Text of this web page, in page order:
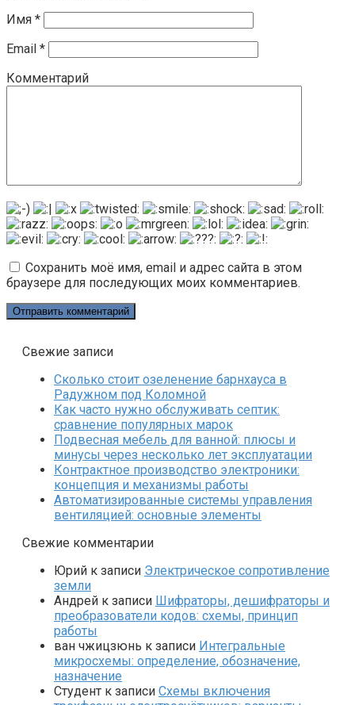
Имя *
Email *
Комментарий
Сохранить моё имя, email и адрес сайта в этом
браузере для последующих моих комментариев.
Свежие записи
Сколько стоит озеленение барнхауса в
Радужном под Коломной
Как часто нужно обслуживать септик:
сравнение популярных марок
Подвесная мебель для ванной: плюсы и
минусы через несколько лет эксплуатации
Контрактное производство электроники:
концепция и механизмы работы
Автоматизированные системы управления
вентиляцией: основные элементы
Свежие комментарии
Юрий к записи Электрическое сопротивление
земли
Андрей к записи Шифраторы, дешифраторы и
преобразователи кодов: схемы, принцип
работы
ван чжицзюнь к записи Интегральные
микросхемы: определение, обозначение,
назначение
Студент к записи Схемы включения